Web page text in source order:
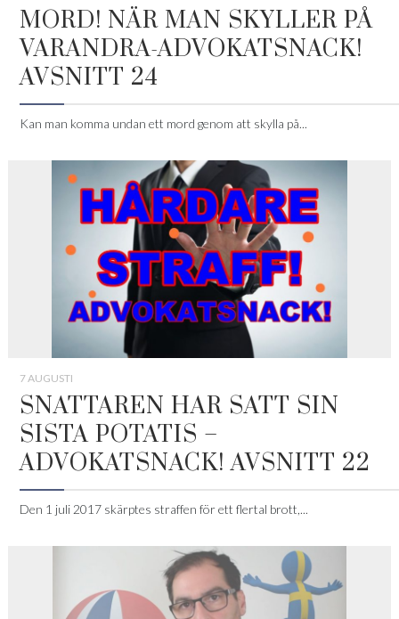
MORD! NÄR MAN SKYLLER PÅ
VARANDRA-ADVOKATSNACK!
AVSNITT 24
Kan man komma undan ett mord genom att skylla på...
7 AUGUSTI
SNATTAREN HAR SATT SIN
SISTA POTATIS –
ADVOKATSNACK! AVSNITT 22
Den 1 juli 2017 skärptes straffen för ett flertal brott,...